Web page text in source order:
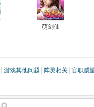
萌剑仙
游戏其他问题 阵灵相关 官职威